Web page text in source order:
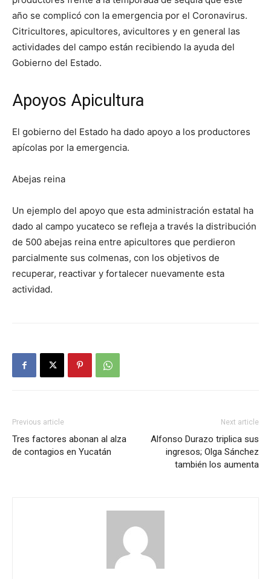
año se complicó con la emergencia por el Coronavirus.
Citricultores, apicultores, avicultores y en general las
actividades del campo están recibiendo la ayuda del
Gobierno del Estado.
Apoyos Apicultura
El gobierno del Estado ha dado apoyo a los productores
apícolas por la emergencia.
Abejas reina
Un ejemplo del apoyo que esta administración estatal ha
dado al campo yucateco se refleja a través la distribución
de 500 abejas reina entre apicultores que perdieron
parcialmente sus colmenas, con los objetivos de
recuperar, reactivar y fortalecer nuevamente esta
actividad.
Previous article
Tres factores abonan al alza
de contagios en Yucatán
Next article
Alfonso Durazo triplica sus
ingresos; Olga Sánchez
también los aumenta